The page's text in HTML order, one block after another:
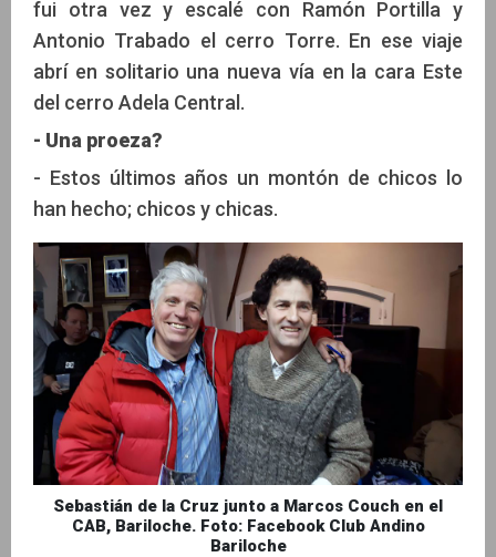
fui otra vez y escalé con Ramón Portilla y
Antonio Trabado el cerro Torre. En ese viaje
abrí en solitario una nueva vía en la cara Este
del cerro Adela Central.
- Una proeza?
- Estos últimos años un montón de chicos lo
han hecho; chicos y chicas.
Sebastián de la Cruz junto a Marcos Couch en el
CAB, Bariloche. Foto: Facebook Club Andino
Bariloche